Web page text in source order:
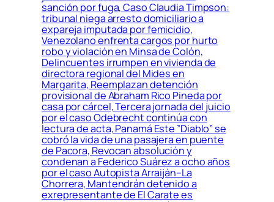
sanción por fuga, Caso Claudia Timpson:
tribunal niega arresto domiciliario a
expareja imputada por femicidio,
Venezolano enfrenta cargos por hurto
robo y violación en Minsa de Colón,
Delincuentes irrumpen en vivienda de
directora regional del Mides en
Margarita, Reemplazan detención
provisional de Abraham Rico Pineda por
casa por cárcel, Tercera jornada del juicio
por el caso Odebrecht continúa con
lectura de acta, Panamá Este ”Diablo” se
cobró la vida de una pasajera en puente
de Pacora, Revocan absolución y
condenan a Federico Suárez a ocho años
por el caso Autopista Arraiján–La
Chorrera, Mantendrán detenido a
exrepresentante de El Carate es